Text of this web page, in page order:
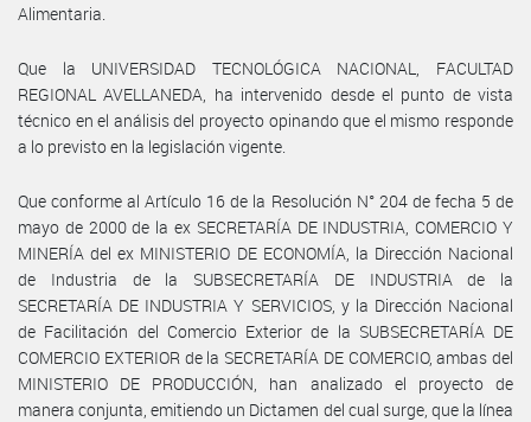
Alimentaria.
Que la UNIVERSIDAD TECNOLÓGICA NACIONAL, FACULTAD
REGIONAL AVELLANEDA, ha intervenido desde el punto de vista
técnico en el análisis del proyecto opinando que el mismo responde
a lo previsto en la legislación vigente.
Que conforme al Artículo 16 de la Resolución N° 204 de fecha 5 de
mayo de 2000 de la ex SECRETARÍA DE INDUSTRIA, COMERCIO Y
MINERÍA del ex MINISTERIO DE ECONOMÍA, la Dirección Nacional
de Industria de la SUBSECRETARÍA DE INDUSTRIA de la
SECRETARÍA DE INDUSTRIA Y SERVICIOS, y la Dirección Nacional
de Facilitación del Comercio Exterior de la SUBSECRETARÍA DE
COMERCIO EXTERIOR de la SECRETARÍA DE COMERCIO, ambas del
MINISTERIO DE PRODUCCIÓN, han analizado el proyecto de
manera conjunta, emitiendo un Dictamen del cual surge, que la línea